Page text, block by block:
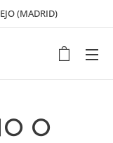
(MADRID)
O